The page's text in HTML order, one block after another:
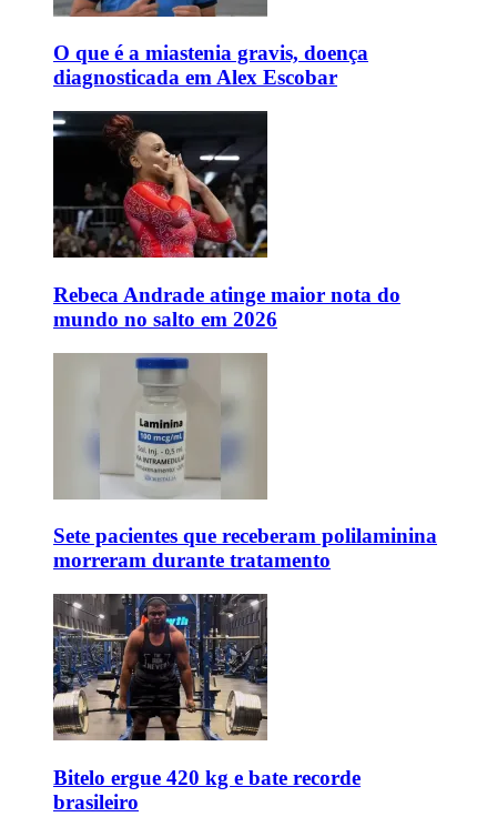
O que é a miastenia gravis, doença
diagnosticada em Alex Escobar
Rebeca Andrade atinge maior nota do
mundo no salto em 2026
Sete pacientes que receberam polilaminina
morreram durante tratamento
Bitelo ergue 420 kg e bate recorde
brasileiro